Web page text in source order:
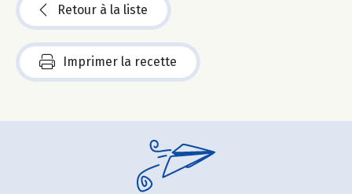
Retour à la liste
Imprimer la recette